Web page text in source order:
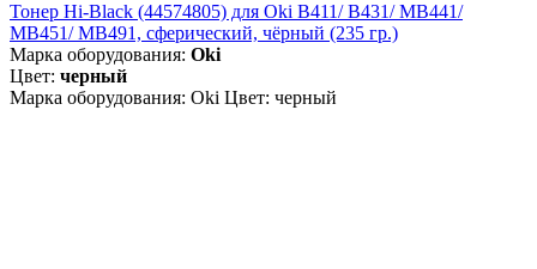
Тонер Hi-Black (44574805) для Oki B411/ B431/ MB441/
MB451/ MB491, сферический, чёрный (235 гр.)
Марка оборудования: Oki
Цвет: черный
Марка оборудования: Oki Цвет: черный